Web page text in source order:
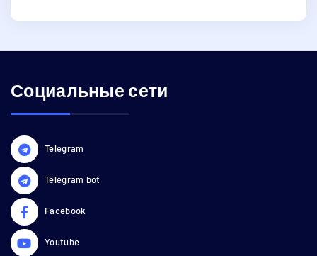
Социальные сети
Telegram
Telegram bot
Facebook
Youtube